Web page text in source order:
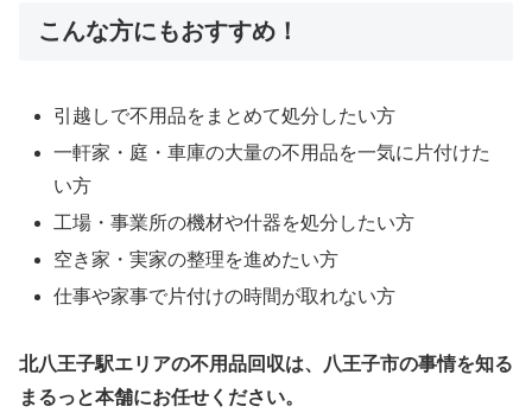
こんな方にもおすすめ！
引越しで不用品をまとめて処分したい方
一軒家・庭・車庫の大量の不用品を一気に片付けた
い方
工場・事業所の機材や什器を処分したい方
空き家・実家の整理を進めたい方
仕事や家事で片付けの時間が取れない方
北八王子駅エリアの不用品回収は、八王子市の事情を知る
まるっと本舗にお任せください。